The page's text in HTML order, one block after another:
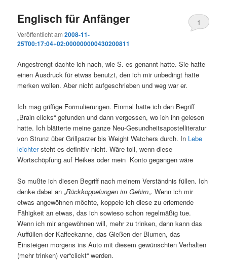
Englisch für Anfänger
Veröffentlicht am2008-11-
25T00:17:04+02:000000000430200811
1
Angestrengt dachte ich nach, wie S. es genannt hatte. Sie hatte
einen Ausdruck für etwas benutzt, den ich mir unbedingt hatte
merken wollen. Aber nicht aufgeschrieben und weg war er.
Ich mag griffige Formulierungen. Einmal hatte ich den Begriff
„Brain clicks“ gefunden und dann vergessen, wo ich ihn gelesen
hatte. Ich blätterte meine ganze Neu-Gesundheitsapostelliteratur
von Strunz über Grillparzer bis Weight Watchers durch. In Lebe
leichtersteht es definitiv nicht. Wäre toll, wenn diese
Wortschöpfung auf Heikes oder mein Konto gegangen wäre
So mußte ich diesen Begriff nach meinem Verständnis füllen. Ich
denke dabei an „Rückkoppelungen im Gehirn„. Wenn ich mir
etwas angewöhnen möchte, koppele ich diese zu erlernende
Fähigkeit an etwas, das ich sowieso schon regelmäßig tue.
Wenn ich mir angewöhnen will, mehr zu trinken, dann kann das
Auffüllen der Kaffeekanne, das Gießen der Blumen, das
Einsteigen morgens ins Auto mit diesem gewünschten Verhalten
(mehr trinken) ver“clickt“ werden.